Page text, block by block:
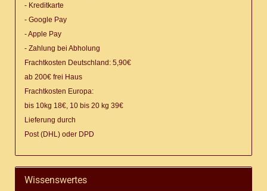
- Kreditkarte
- Google Pay
- Apple Pay
- Zahlung bei Abholung
Frachtkosten Deutschland: 5,90€
ab 200€ frei Haus
Frachtkosten Europa:
bis 10kg 18€, 10 bis 20 kg 39€
Lieferung durch
Post (DHL) oder DPD
Wissenswertes